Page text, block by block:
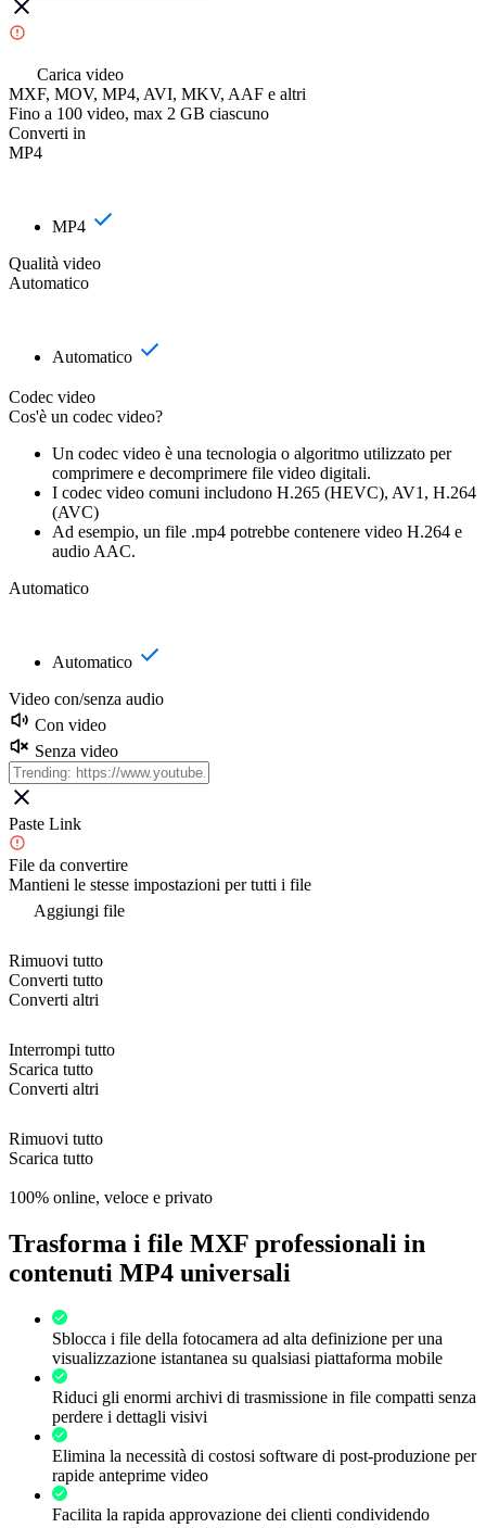
Carica video
MXF, MOV, MP4, AVI, MKV, AAF e altri
Fino a 100 video, max 2 GB ciascuno
Converti in
MP4
MP4
Qualità video
Automatico
Automatico
Codec video
Cos'è un codec video?
Un codec video è una tecnologia o algoritmo utilizzato per
comprimere e decomprimere file video digitali.
I codec video comuni includono H.265 (HEVC), AV1, H.264
(AVC)
Ad esempio, un file .mp4 potrebbe contenere video H.264 e
audio AAC.
Automatico
Automatico
Video con/senza audio
Con video
Senza video
Paste Link
File da convertire
Mantieni le stesse impostazioni per tutti i file
Aggiungi file
Rimuovi tutto
Converti tutto
Converti altri
Interrompi tutto
Scarica tutto
Converti altri
Rimuovi tutto
Scarica tutto
100% online, veloce e privato
Trasforma i file MXF professionali in
contenuti MP4 universali
Sblocca i file della fotocamera ad alta definizione per una
visualizzazione istantanea su qualsiasi piattaforma mobile
Riduci gli enormi archivi di trasmissione in file compatti senza
perdere i dettagli visivi
Elimina la necessità di costosi software di post-produzione per
rapide anteprime video
Facilita la rapida approvazione dei clienti condividendo